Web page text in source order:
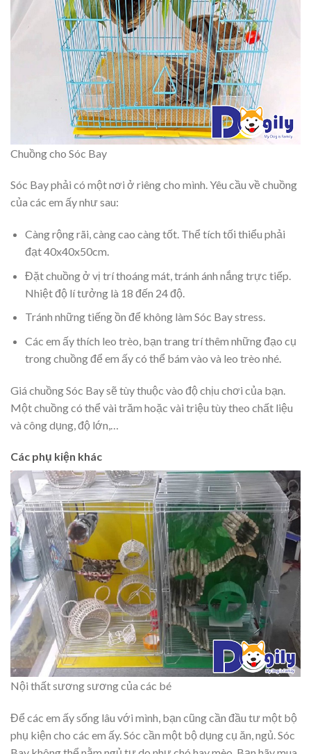
Chuồng cho Sóc Bay
Sóc Bay phải có một nơi ở riêng cho mình. Yêu cầu về chuồng
của các em ấy như sau:
Càng rộng rãi, càng cao càng tốt. Thể tích tối thiểu phải
đạt 40x40x50cm.
Đặt chuồng ở vị trí thoáng mát, tránh ánh nắng trực tiếp.
Nhiệt độ lí tưởng là 18 đến 24 độ.
Tránh những tiếng ồn để không làm Sóc Bay stress.
Các em ấy thích leo trèo, bạn trang trí thêm những đạo cụ
trong chuồng để em ấy có thể bám vào và leo trèo nhé.
Giá chuồng Sóc Bay sẽ tùy thuộc vào độ chịu chơi của bạn.
Một chuồng có thể vài trăm hoặc vài triệu tùy theo chất liệu
và công dụng, độ lớn,…
Các phụ kiện khác
Nội thất sương sương của các bé
Để các em ấy sống lâu với mình, bạn cũng cần đầu tư một bộ
phụ kiện cho các em ấy. Sóc cần một bộ dụng cụ ăn, ngủ. Sóc